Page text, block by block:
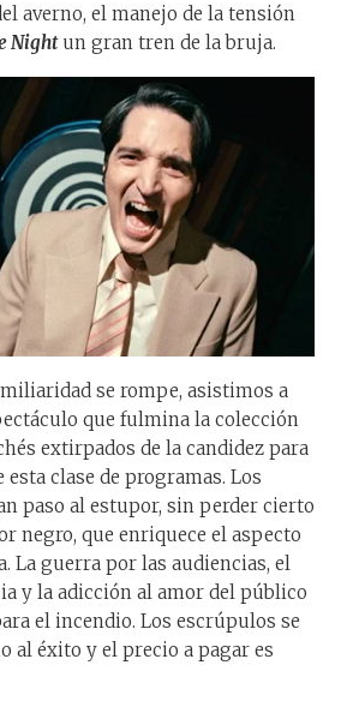
averno, el manejo de la tensión
Nightun gran tren de la bruja.
se rompe, asistimos a
que fulmina la colección
extirpados de la candidez para
clase de programas. Los
paso al estupor, sin perder cierto
negro, que enriquece el aspecto
La guerra por las audiencias, el
y la adicción al amor del público
el incendio. Los escrúpulos se
al éxito y el precio a pagar es